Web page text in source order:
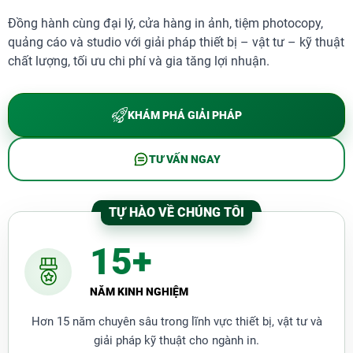
(mm)
Kích thước máy: 470 x 590 x 290 (mm)
Kích thước in chuyển: 300 x 420 x 110 (mm)
Thể trọng: 22kg
Công suất: 2800W
Thời gian hút khí:18s
​Bảng Điều Chỉnh Nhiệt Độ - Thời Gian
Ép Cho Từng Sản Phẩm
Đồng hành cùng đại lý, cửa hàng in ảnh, tiệm photocopy,
quảng cáo và studio với giải pháp thiết bị – vật tư – kỹ thuật
chất lượng, tối ưu chi phí và gia tăng lợi nhuận.
KHÁM PHÁ GIẢI PHÁP
TƯ VẤN NGAY
TỰ HÀO VỀ CHÚNG TÔI
15+
NĂM KINH NGHIỆM
Hơn 15 năm chuyên sâu trong lĩnh vực thiết bị, vật tư và
giải pháp kỹ thuật cho ngành in.